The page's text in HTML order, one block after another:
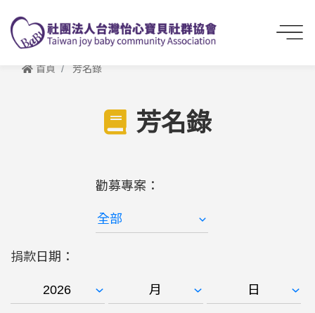
首頁 芳名錄
芳名錄
勸募專案：
捐款日期：